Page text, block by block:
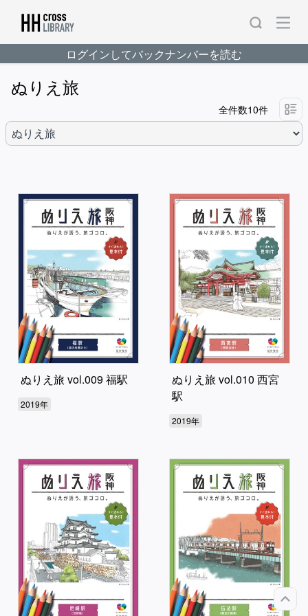
ぬりえ旅
全件数10件
ぬりえ旅 vol.009 福駅
2019年
ぬりえ旅 vol.010 西宮
駅
2019年
ログインしてバックナンバーを読む